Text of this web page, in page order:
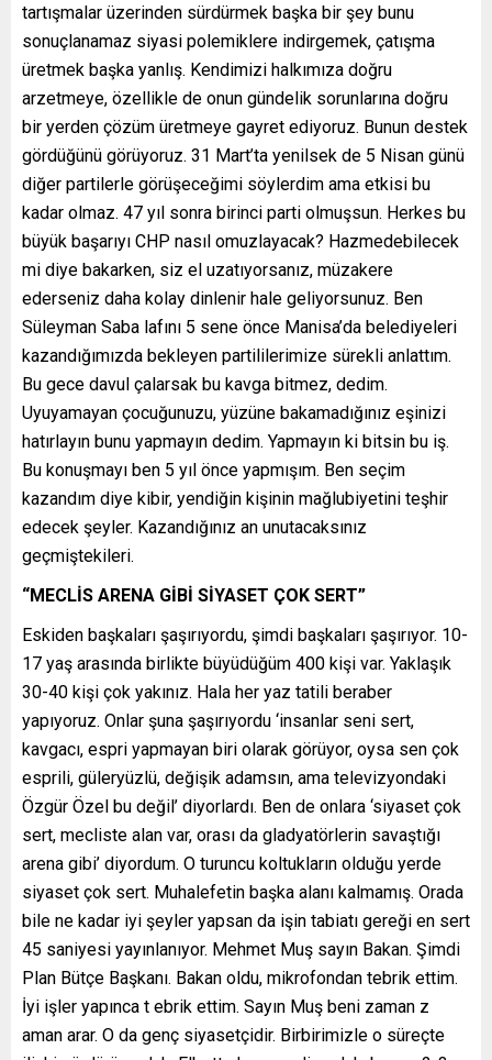
tartışmalar üzerinden sürdürmek başka bir şey bunu
sonuçlanamaz siyasi polemiklere indirgemek, çatışma
üretmek başka yanlış. Kendimizi halkımıza doğru
arzetmeye, özellikle de onun gündelik sorunlarına doğru
bir yerden çözüm üretmeye gayret ediyoruz. Bunun destek
gördüğünü görüyoruz. 31 Mart’ta yenilsek de 5 Nisan günü
diğer partilerle görüşeceğimi söylerdim ama etkisi bu
kadar olmaz. 47 yıl sonra birinci parti olmuşsun. Herkes bu
büyük başarıyı CHP nasıl omuzlayacak? Hazmedebilecek
mi diye bakarken, siz el uzatıyorsanız, müzakere
ederseniz daha kolay dinlenir hale geliyorsunuz. Ben
Süleyman Saba lafını 5 sene önce Manisa’da belediyeleri
kazandığımızda bekleyen partililerimize sürekli anlattım.
Bu gece davul çalarsak bu kavga bitmez, dedim.
Uyuyamayan çocuğunuzu, yüzüne bakamadığınız eşinizi
hatırlayın bunu yapmayın dedim. Yapmayın ki bitsin bu iş.
Bu konuşmayı ben 5 yıl önce yapmışım. Ben seçim
kazandım diye kibir, yendiğin kişinin mağlubiyetini teşhir
edecek şeyler. Kazandığınız an unutacaksınız
geçmiştekileri.
“MECLİS ARENA GİBİ SİYASET ÇOK SERT”
Eskiden başkaları şaşırıyordu, şimdi başkaları şaşırıyor. 10-
17 yaş arasında birlikte büyüdüğüm 400 kişi var. Yaklaşık
30-40 kişi çok yakınız. Hala her yaz tatili beraber
yapıyoruz. Onlar şuna şaşırıyordu ‘insanlar seni sert,
kavgacı, espri yapmayan biri olarak görüyor, oysa sen çok
esprili, güleryüzlü, değişik adamsın, ama televizyondaki
Özgür Özel bu değil’ diyorlardı. Ben de onlara ‘siyaset çok
sert, mecliste alan var, orası da gladyatörlerin savaştığı
arena gibi’ diyordum. O turuncu koltukların olduğu yerde
siyaset çok sert. Muhalefetin başka alanı kalmamış. Orada
bile ne kadar iyi şeyler yapsan da işin tabiatı gereği en sert
45 saniyesi yayınlanıyor. Mehmet Muş sayın Bakan. Şimdi
Plan Bütçe Başkanı. Bakan oldu, mikrofondan tebrik ettim.
İyi işler yapınca t ebrik ettim. Sayın Muş beni zaman z
aman arar. O da genç siyasetçidir. Birbirimizle o süreçte